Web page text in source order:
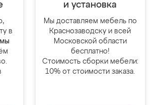
в
и установка
Мы доставляем мебель по
Краснозаводску и всей
Московской области
бесплатно!
Стоимость сборки мебели:
10% от стоимости заказа.